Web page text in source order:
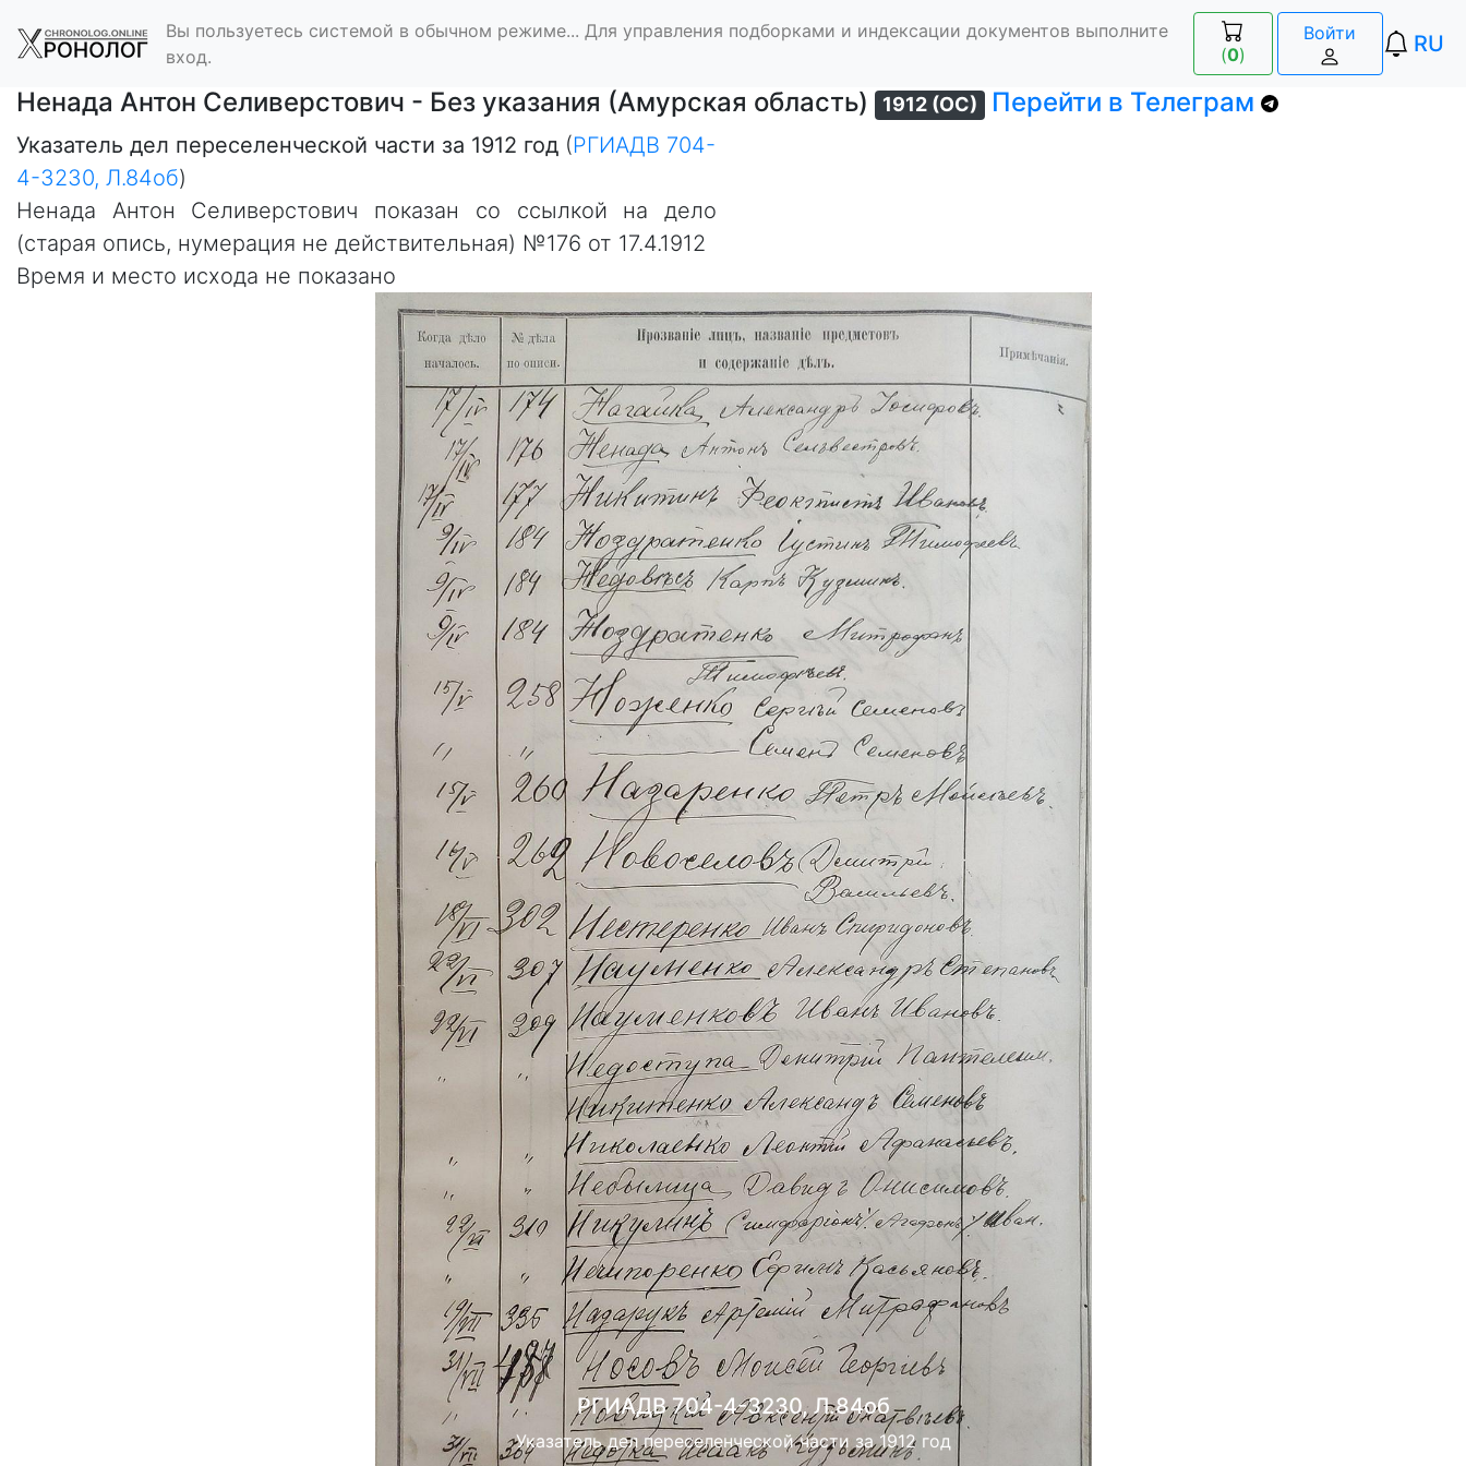
Вы пользуетесь системой в обычном режиме... Для управления подборками и индексации документов выполните
вход.
(0)
Войти RU
Ненада Антон Селиверстович - Без указания (Амурская область) 1912 (ОС) Перейти в Телеграм
Указатель дел переселенческой части за 1912 год (РГИАДВ 704-
4-3230, Л.84об)
Ненада Антон Селиверстович показан со ссылкой на дело
(старая опись, нумерация не действительная) №176 от 17.4.1912
Время и место исхода не показано
РГИАДВ 704-4-3230, Л.84об
Указатель дел переселенческой части за 1912 год